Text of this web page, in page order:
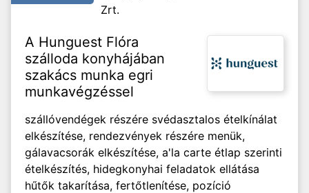
Zrt.
A Hunguest Flóra
szálloda konyhájában
szakács munka egri
munkavégzéssel
szállóvendégek részére svédasztalos ételkínálat
elkészítése, rendezvények részére menük,
gálavacsorák elkészítése, a'la carte étlap szerinti
ételkészítés, hidegkonyhai feladatok ellátása
hűtők takarítása, fertőtlenítése, pozíció